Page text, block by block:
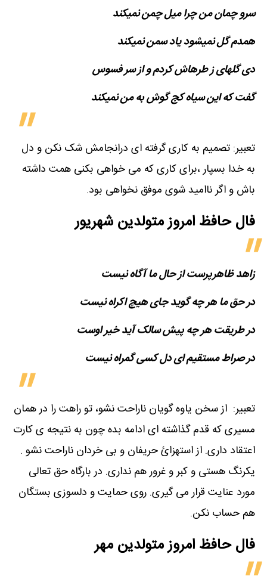
سرو چمان من چرا میل چمن نمی​کند
همدم گل نمی​شود یاد سمن نمی​کند
دی گله​ای ز طره​اش کردم و از سر فسوس
گفت که این سیاه کج گوش به من نمی​کند
تعبیر: تصمیم به کاری گرفته ای درانجامش شک نکن و دل
به خدا بسپار ،برای کاری که می خواهی بکنی همت داشته
باش و اگر ناامید شوی موفق نخواهی بود.
فال حافظ امروز متولدین‌ شهریور
زاهد ظاهرپرست از حال ما آگاه نیست
در حق ما هر چه گوید جای هیچ اکراه نیست
در طریقت هر چه پیش سالک آید خیر اوست
در صراط مستقیم ای دل کسی گمراه نیست
تعبیر: از سخن یاوه گویان ناراحت نشو، تو راهت را در همان
مسیری که قدم گذاشته ای ادامه بده چون به نتیجه ی کارت
اعتقاد داری. از استهزائ حریفان و بی خردان ناراحت نشو .
یکرنگ هستی و کبر و غرور هم نداری. در بارگاه حق تعالی
مورد عنایت قرار می گیری. روی حمایت و دلسوزی بستگان
هم حساب نکن.
فال حافظ امروز متولدین‌ مهر